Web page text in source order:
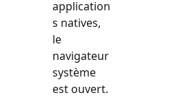
application
s natives,
le
navigateur
système
est ouvert.